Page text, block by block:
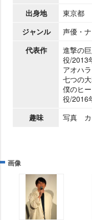
出身地
東京都
ジャンル
声優・
代表作
進撃の
役/2013
アオハ
七つの
僕のヒ
役/2016
趣味
写真 カ
画像